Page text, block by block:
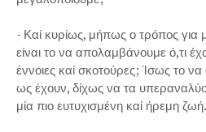
- Καί κυρίως, μήπως ο τρόπος για
είναι το να απολαμβάνουμε ό,τι
έννοιες καί σκοτούρες; Ίσως το
ως έχουν, δίχως να τα
μία πιο ευτυχισμένη καί ήρεμη